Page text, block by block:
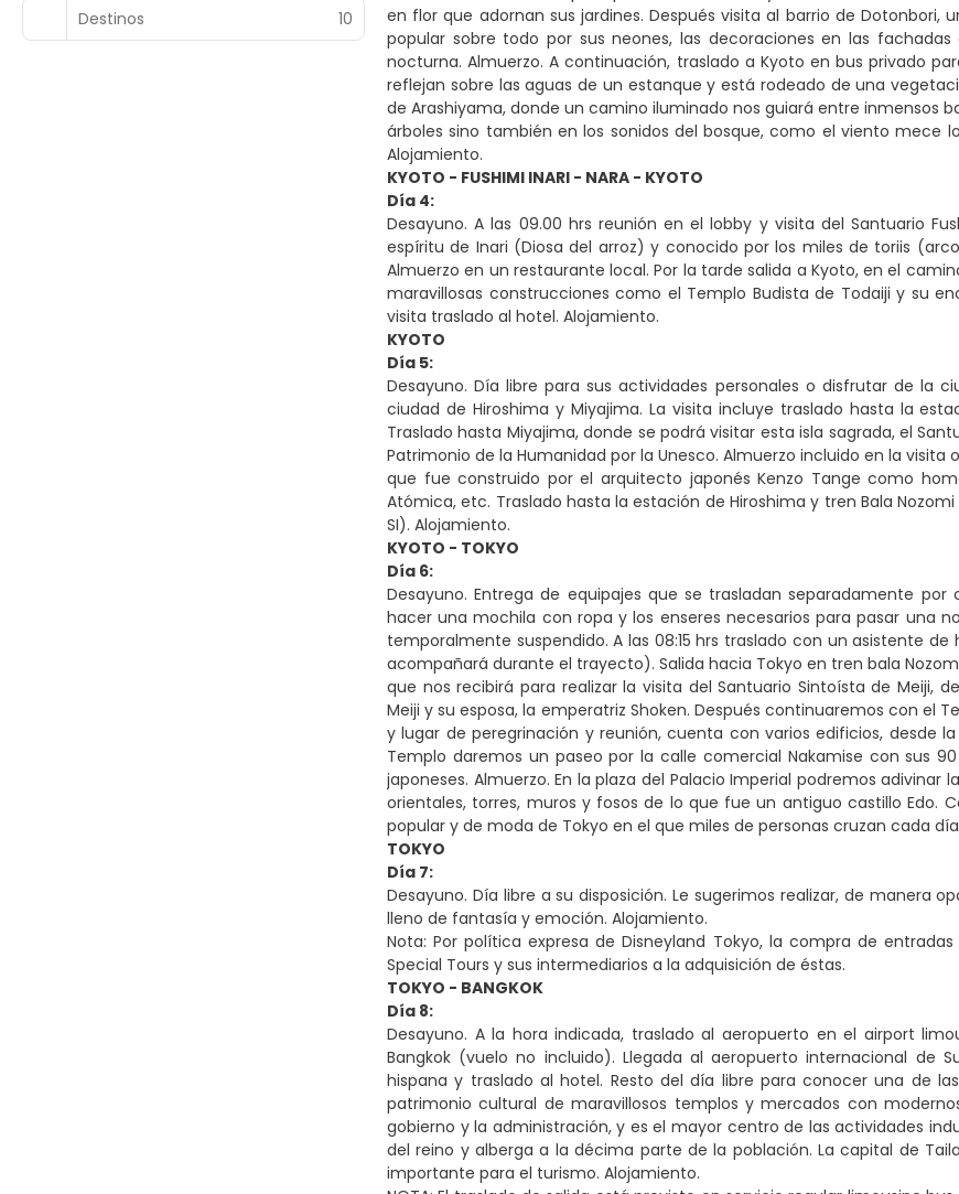
Destinos
10
en flor que adornan sus jardines. Después visita al barrio de
popular sobre todo por sus neones, las decoraciones en las
nocturna. Almuerzo. A continuación, traslado a Kyoto en bus privado
reflejan sobre las aguas de un estanque y está rodeado de una
de Arashiyama, donde un camino iluminado nos guiará entre inmensos
árboles sino también en los sonidos del bosque, como el viento mece
Alojamiento.
KYOTO - FUSHIMI INARI - NARA - KYOTO
Día 4:
Desayuno. A las 09.00 hrs reunión en el lobby y visita del Santuario
espíritu de Inari (Diosa del arroz) y conocido por los miles de toriis
Almuerzo en un restaurante local. Por la tarde salida a Kyoto, en el
maravillosas construcciones como el Templo Budista de Todaiji y su
visita traslado al hotel. Alojamiento.
KYOTO
Día 5:
Desayuno. Día libre para sus actividades personales o disfrutar de la
ciudad de Hiroshima y Miyajima. La visita incluye traslado hasta la
Traslado hasta Miyajima, donde se podrá visitar esta isla sagrada, el
Patrimonio de la Humanidad por la Unesco. Almuerzo incluido en la
que fue construido por el arquitecto japonés Kenzo Tange como
Atómica, etc. Traslado hasta la estación de Hiroshima y tren Bala
SI). Alojamiento.
KYOTO - TOKYO
Día 6:
Desayuno. Entrega de equipajes que se trasladan separadamente
hacer una mochila con ropa y los enseres necesarios para pasar una
temporalmente suspendido. A las 08:15 hrs traslado con un asistente
acompañará durante el trayecto). Salida hacia Tokyo en tren bala
que nos recibirá para realizar la visita del Santuario Sintoísta de Meiji,
Meiji y su esposa, la emperatriz Shoken. Después continuaremos con el
y lugar de peregrinación y reunión, cuenta con varios edificios, desde
Templo daremos un paseo por la calle comercial Nakamise con sus
japoneses. Almuerzo. En la plaza del Palacio Imperial podremos
orientales, torres, muros y fosos de lo que fue un antiguo castillo Edo.
popular y de moda de Tokyo en el que miles de personas cruzan cada
TOKYO
Día 7:
Desayuno. Día libre a su disposición. Le sugerimos realizar, de manera
lleno de fantasía y emoción. Alojamiento.
Nota: Por política expresa de Disneyland Tokyo, la compra de
Special Tours y sus intermediarios a la adquisición de éstas.
TOKYO - BANGKOK
Día 8:
Desayuno. A la hora indicada, traslado al aeropuerto en el airport
Bangkok (vuelo no incluido). Llegada al aeropuerto internacional de
hispana y traslado al hotel. Resto del día libre para conocer una de
patrimonio cultural de maravillosos templos y mercados con
gobierno y la administración, y es el mayor centro de las actividades
del reino y alberga a la décima parte de la población. La capital de
importante para el turismo. Alojamiento.